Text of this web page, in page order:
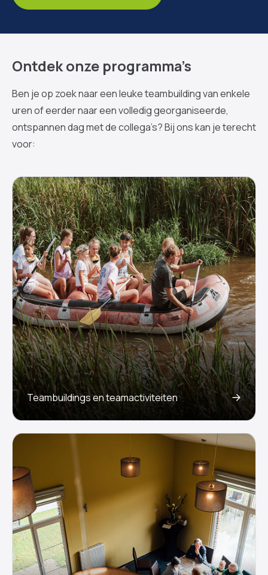
Ontdek onze programma’s
Ben je op zoek naar een leuke teambuilding van enkele
uren of eerder naar een volledig georganiseerde,
ontspannen dag met de collega’s? Bij ons kan je terecht
voor:
Teambuildings en teamactiviteiten